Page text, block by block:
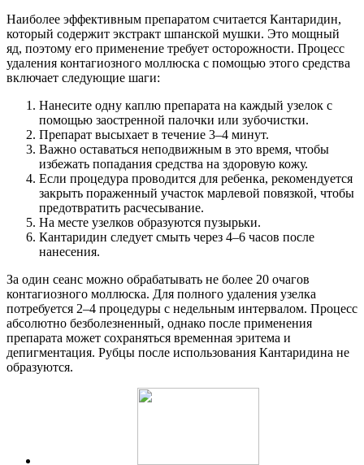
Наиболее эффективным препаратом считается Кантаридин,
который содержит экстракт шпанской мушки. Это мощный
яд, поэтому его применение требует осторожности. Процесс
удаления контагиозного моллюска с помощью этого средства
включает следующие шаги:
Нанесите одну каплю препарата на каждый узелок с
помощью заостренной палочки или зубочистки.
Препарат высыхает в течение 3–4 минут.
Важно оставаться неподвижным в это время, чтобы
избежать попадания средства на здоровую кожу.
Если процедура проводится для ребенка, рекомендуется
закрыть пораженный участок марлевой повязкой, чтобы
предотвратить расчесывание.
На месте узелков образуются пузырьки.
Кантаридин следует смыть через 4–6 часов после
нанесения.
За один сеанс можно обрабатывать не более 20 очагов
контагиозного моллюска. Для полного удаления узелка
потребуется 2–4 процедуры с недельным интервалом. Процесс
абсолютно безболезненный, однако после применения
препарата может сохраняться временная эритема и
депигментация. Рубцы после использования Кантаридина не
образуются.